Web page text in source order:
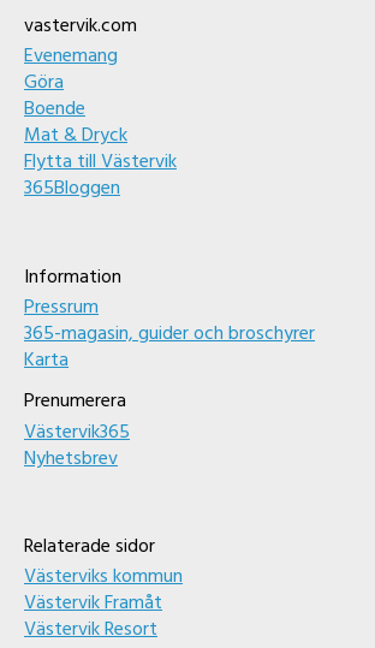
Footer
vastervik.com
Evenemang
Göra
Boende
Mat & Dryck
Flytta till Västervik
365Bloggen
Information
Pressrum
365-magasin, guider och broschyrer
Karta
Prenumerera
Västervik365
Nyhetsbrev
Relaterade sidor
Västerviks kommun
Västervik Framåt
Västervik Resort